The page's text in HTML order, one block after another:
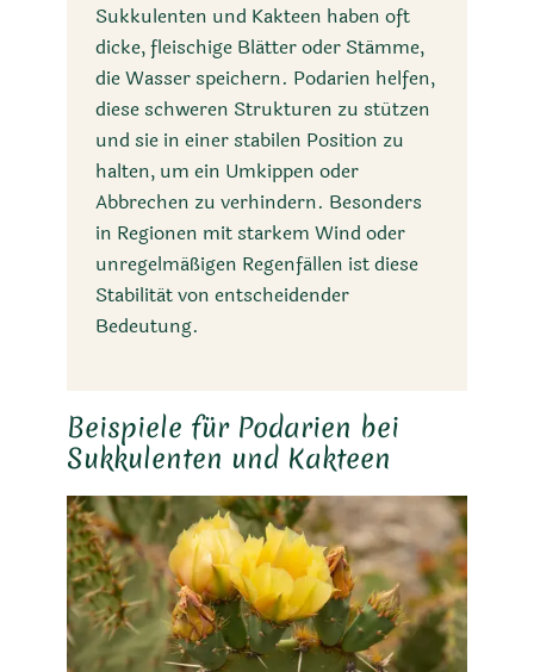
Sukkulenten und Kakteen haben oft
dicke, fleischige Blätter oder Stämme,
die Wasser speichern. Podarien helfen,
diese schweren Strukturen zu stützen
und sie in einer stabilen Position zu
halten, um ein Umkippen oder
Abbrechen zu verhindern. Besonders
in Regionen mit starkem Wind oder
unregelmäßigen Regenfällen ist diese
Stabilität von entscheidender
Bedeutung.
Beispiele für Podarien bei
Sukkulenten und Kakteen